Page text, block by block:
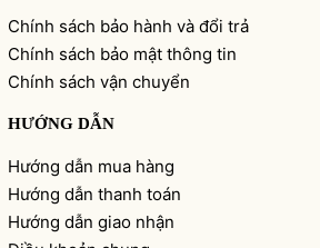
Chính sách bảo hành và đổi trả
Chính sách bảo mật thông tin
Chính sách vận chuyển
HƯỚNG DẪN
Hướng dẫn mua hàng
Hướng dẫn thanh toán
Hướng dẫn giao nhận